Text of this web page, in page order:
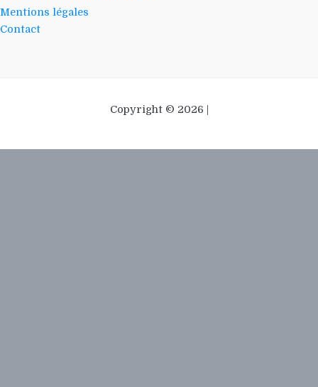
Mentions légales
Contact
Copyright © 2026 |